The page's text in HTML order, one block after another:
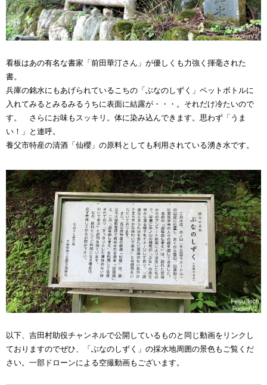
看板はあの有名な書家「前田華汀さん」が優しくも力強く揮毫された
書。
兵庫の銘水にもあげられているこちの「ぶなのしずく」ペットボトルに
入れてみるとみるみるうちに表面に結露が・・・。それだけ冷たいので
す。 さらにお味もスッキリ。体に染み込んできます。思わず「うま
い！」と連呼。
養父市特産の清酒「仙櫻」の原料としても利用されている湧き水です。
以下、吉田村助役チャンネルで公開しているものと同じ動画をリンクし
ておりますのでぜひ、「ぶなのしずく」の採水地周囲の景色もご覧くだ
さい。一部ドローンによる空撮動画もございます。